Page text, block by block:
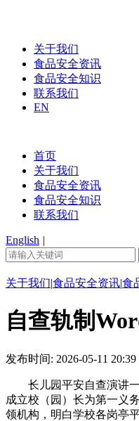
关于我们
食品安全资讯
食品安全知识
联系我们
EN
首页
关于我们
食品安全资讯
食品安全知识
联系我们
English |
关于我们|食品安全资讯|食
自查轨制
发布时间: 2026-05-11
长儿园平安自查演讲一
成立校（园）长为第一义
领机构，明白学校各岗亭